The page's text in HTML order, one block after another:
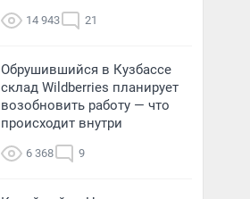
14 943 21
Обрушившийся в Кузбассе
склад Wildberries планирует
возобновить работу — что
происходит внутри
6 368 9